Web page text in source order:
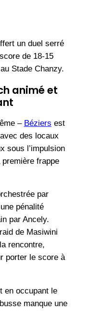
un duel serré
de 18-15
Stade Chanzy.
animé et
– Béziers est
des locaux
sous l’impulsion
frappe
par
pénalité
par Ancely.
de Masiwini
rencontre,
porter le score à
en occupant le
manque une